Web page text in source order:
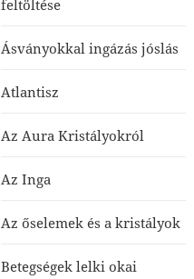
feltöltése
Ásványokkal ingázás jóslás
Atlantisz
Az Aura Kristályokról
Az Inga
Az őselemek és a kristályok
Betegségek lelki okai